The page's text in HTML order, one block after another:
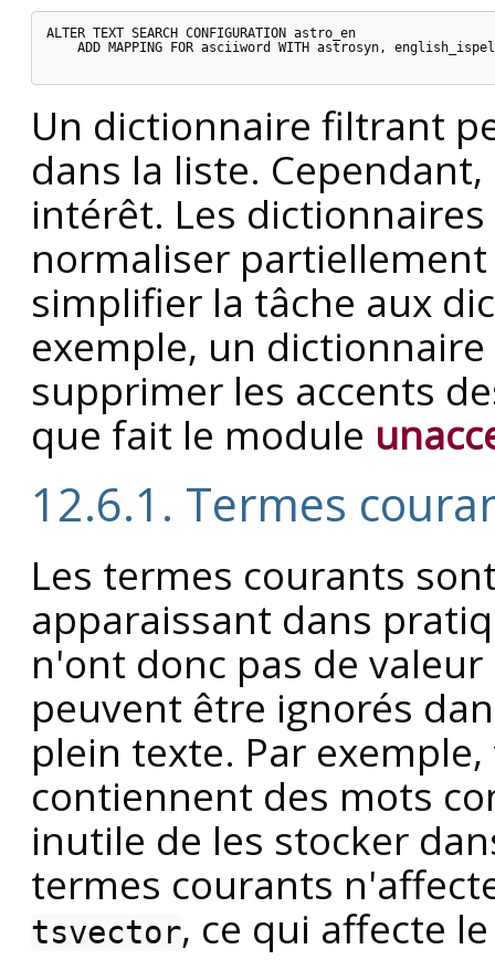
ALTER TEXT SEARCH CONFIGURATION astro_en
ADD MAPPING FOR asciiword WITH astrosyn,
Un dictionnaire filtrant
dans la liste.
intérêt. Les
normaliser
simplifier la tâche aux
exemple, un
supprimer les accents
que fait le module
12.6.1. Termes
Les termes courants
apparaissant dans
n'ont donc pas de
peuvent être ignorés
plein texte. Par
contiennent des mots
inutile de les stocker
termes courants
tsvector, ce qui affecte